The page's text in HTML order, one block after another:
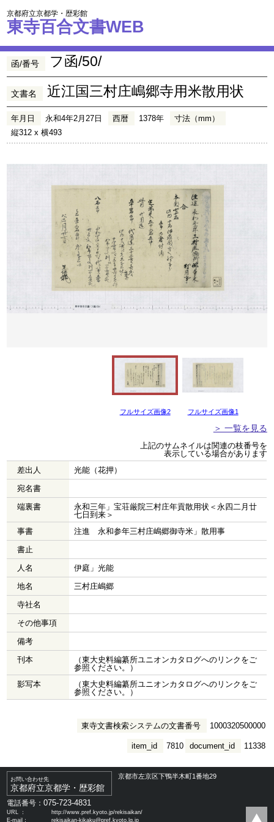
京都府立京都学・歴彩館
東寺百合文書WEB
函/番号 フ函/50/
文書名 近江国三村庄嶋郷寺用米散用状
年月日 永和4年2月27日 西暦 1378年
寸法（mm）
縦312 x 横493
フルサイズ画像2 フルサイズ画像1
＞ 一覧を見る
上記のサムネイルは関連の枝番号を
表示している場合があります
差出人
光能（花押）
宛名書
端裏書
永和三年」宝荘厳院三村庄年貢散用状＜永四二月廿
七日到来＞
事書
注進 永和参年三村庄嶋郷御寺米」散用事
書止
人名
伊庭」光能
地名
三村庄嶋郷
寺社名
その他事項
備考
刊本
（東大史料編纂所ユニオンカタログへのリンクをご
参照ください。）
影写本
（東大史料編纂所ユニオンカタログへのリンクをご
参照ください。）
東寺文書検索システムの文書番号 1000320500000
document_id 11338
item_id 7810
お問い合わせ先
京都府立京都学・歴彩館
京都市左京区下鴨半木町1番地29
電話番号：075-723-4831
URL ：
http://www.pref.kyoto.jp/rekisaikan/
E-mail：
rekisaikan-kikaku@pref.kyoto.lg.jp